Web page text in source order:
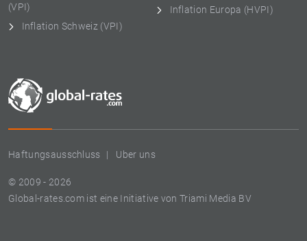
Haftungsausschluss Uber uns
© 2009 - 2026
Global-rates.com ist eine Initiative von Triami Media BV
(VPI)
Inflation Schweiz (VPI)
Inflation Europa (HVPI)